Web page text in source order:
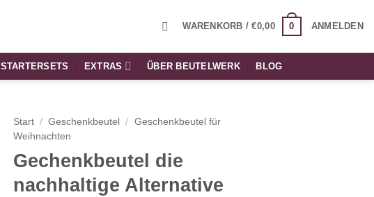
WARENKORB /€0,00 0 ANMELDEN
STARTERSETS EXTRAS ÜBER BEUTELWERK BLOG
Start / Geschenkbeutel / Geschenkbeutel für
Weihnachten
Gechenkbeutel die
nachhaltige Alternative